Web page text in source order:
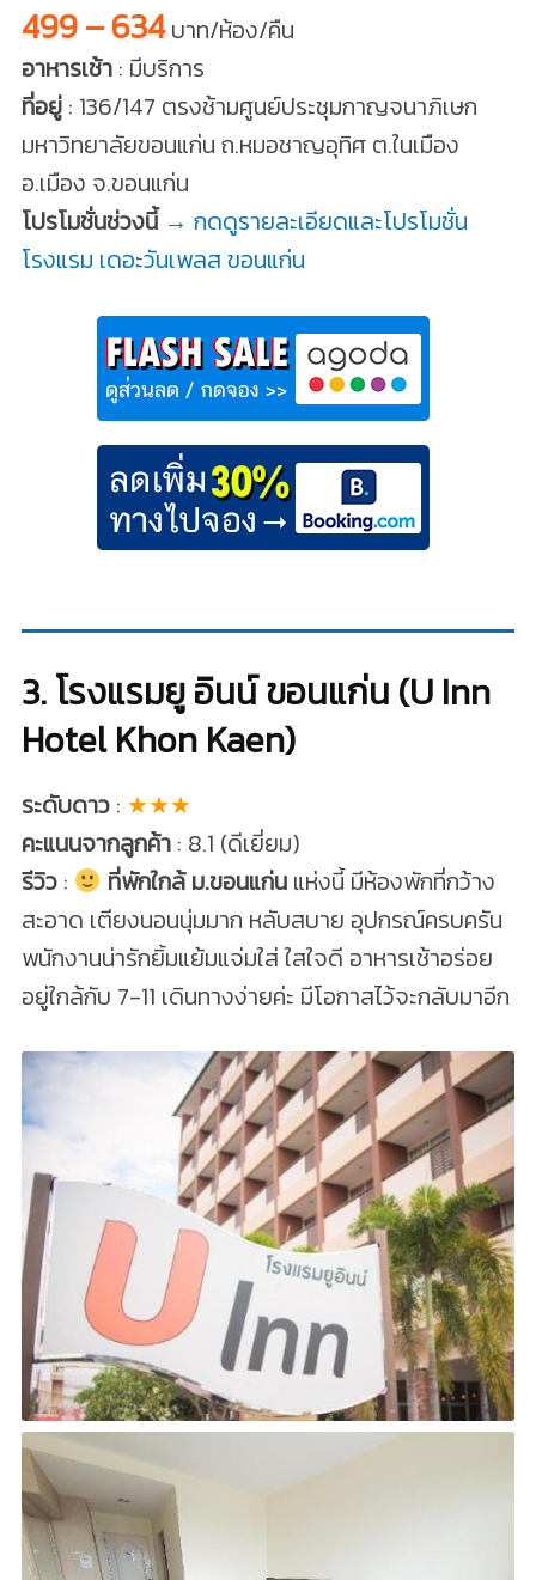
499 – 634บาท/ห้อง/คืน
อาหารเช้า: มีบริการ
ที่อยู่: 136/147 ตรงช้ามศูนย์ประชุมกาญจนาภิเษก
มหาวิทยาลัยขอนแก่น ถ.หมอชาญอุทิศ ต.ในเมือง
อ.เมือง จ.ขอนแก่น
โปรโมชั่นช่วงนี้ → กดดูรายละเอียดและโปรโมชั่น
โรงแรม เดอะวันเพลส ขอนแก่น
3. โรงแรมยู อินน์ ขอนแก่น (U Inn
Hotel Khon Kaen)
ระดับดาว: ★★★
คะแนนจากลูกค้า: 8.1 (ดีเยี่ยม)
รีวิว: ที่พักใกล้ ม.ขอนแก่นแห่งนี้ มีห้องพักที่กว้าง
สะอาด เตียงนอนนุ่มมาก หลับสบาย อุปกรณ์ครบครัน
พนักงานน่ารักยิ้มแย้มแจ่มใส่ ใสใจดี อาหารเช้าอร่อย
อยู่ใกล้กับ 7-11 เดินทางง่ายค่ะ มีโอกาสไว้จะกลับมาอีก